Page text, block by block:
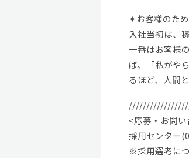
✦お客様のた
入社当初は、
一番はお客様
ば、「私がや
るほど、人間
<応募・お問
採用センター
※採用選考に